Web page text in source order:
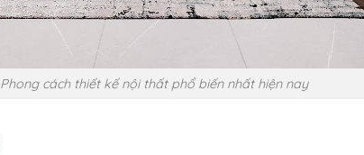
Phong cách thiết kế nội thất phổ biến nhất hiện nay